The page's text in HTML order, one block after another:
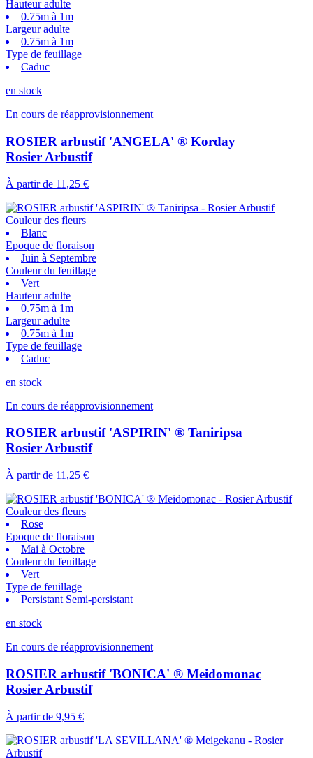
Hauteur adulte
0.75m à 1m
Largeur adulte
0.75m à 1m
Type de feuillage
Caduc
en stock
En cours de réapprovisionnement
ROSIER arbustif 'ANGELA' ® Korday
Rosier Arbustif
À partir de 11,25 €
Couleur des fleurs
Blanc
Epoque de floraison
Juin à Septembre
Couleur du feuillage
Vert
Hauteur adulte
0.75m à 1m
Largeur adulte
0.75m à 1m
Type de feuillage
Caduc
en stock
En cours de réapprovisionnement
ROSIER arbustif 'ASPIRIN' ® Taniripsa
Rosier Arbustif
À partir de 11,25 €
Couleur des fleurs
Rose
Epoque de floraison
Mai à Octobre
Couleur du feuillage
Vert
Type de feuillage
Persistant Semi-persistant
en stock
En cours de réapprovisionnement
ROSIER arbustif 'BONICA' ® Meidomonac
Rosier Arbustif
À partir de 9,95 €